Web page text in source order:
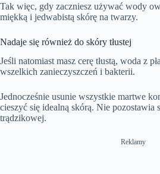
Tak więc, gdy zaczniesz używać wody
miękką i jedwabistą skórę na twarzy.
Nadaje się również do skóry tłustej
Jeśli natomiast masz cerę tłustą, woda z
wszelkich zanieczyszczeń i bakterii.
Jednocześnie usunie wszystkie martwe
cieszyć się idealną skórą. Nie pozostawia
trądzikowej.
Reklamy